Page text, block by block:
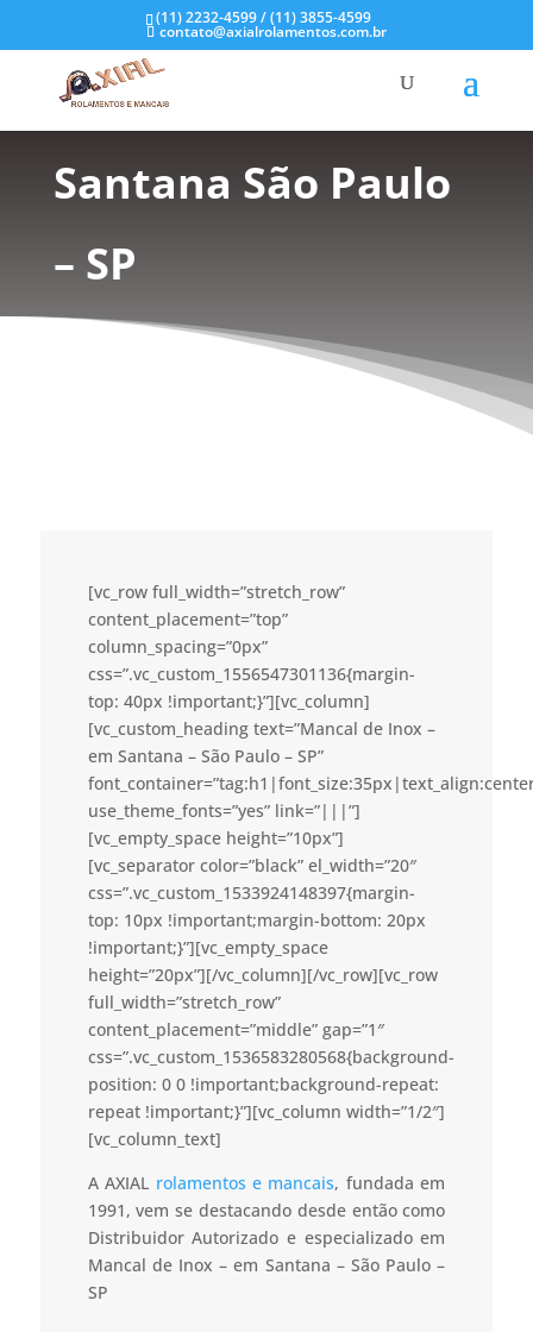
(11) 2232-4599 / (11) 3855-4599
contato@axialrolamentos.com.br
Mancal de Inox em
Santana São Paulo
– SP
[vc_row full_width=”stretch_row”
content_placement=”top”
column_spacing=”0px”
css=”.vc_custom_1556547301136{margin-
top: 40px !important;}”][vc_column]
[vc_custom_heading text=”Mancal de Inox –
em Santana – São Paulo – SP”
use_theme_fonts=”yes” link=”|||”]
[vc_empty_space height=”10px”]
[vc_separator color=”black” el_width=”20″
css=”.vc_custom_1533924148397{margin-
top: 10px !important;margin-bottom: 20px
!important;}”][vc_empty_space
height=”20px”][/vc_column][/vc_row][vc_row
full_width=”stretch_row”
content_placement=”middle” gap=”1″
css=”.vc_custom_1536583280568{background-
position: 0 0 !important;background-repeat:
repeat !important;}”][vc_column width=”1/2″]
[vc_column_text]
A AXIAL rolamentos e mancais, fundada em
1991, vem se destacando desde então como
Distribuidor Autorizado e especializado em
Mancal de Inox – em Santana – São Paulo –
SP